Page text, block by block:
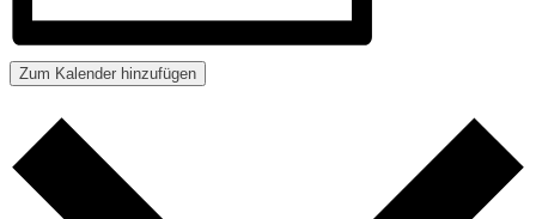
Zum Kalender hinzufügen